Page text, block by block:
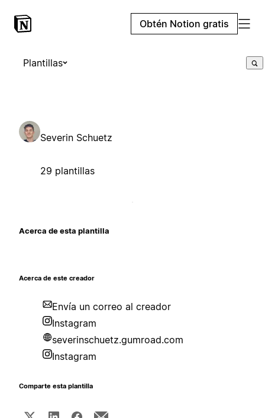
Obtén Notion gratis
Plantillas
Severin Schuetz
29 plantillas
Acerca de esta plantilla
Acerca de este creador
Envía un correo al creador
Instagram
severinschuetz.gumroad.com
Instagram
Comparte esta plantilla